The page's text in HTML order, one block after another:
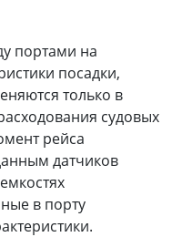
портами на
посадки,
только в
судовых
рейса
датчиков
в порту